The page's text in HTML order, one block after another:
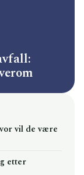
vil de være
etter